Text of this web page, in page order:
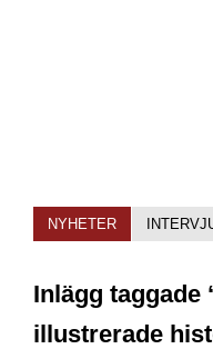
NYHETER
Inlägg taggade
illustrerade